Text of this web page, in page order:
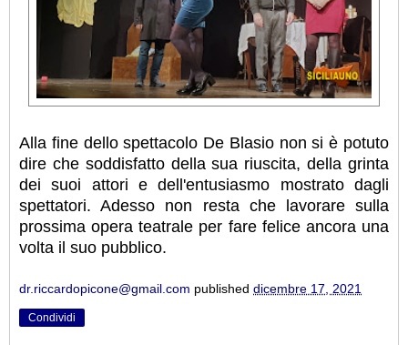
Alla fine dello spettacolo De Blasio non si è potuto
dire che soddisfatto della sua riuscita, della grinta
dei suoi attori e dell'entusiasmo mostrato dagli
spettatori. Adesso non resta che lavorare sulla
prossima opera teatrale per fare felice ancora una
volta il suo pubblico.
dr.riccardopicone@gmail.com published dicembre 17, 2021
Condividi